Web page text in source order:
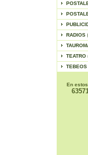
RADIOS
TEATRO
TEBEOS
En